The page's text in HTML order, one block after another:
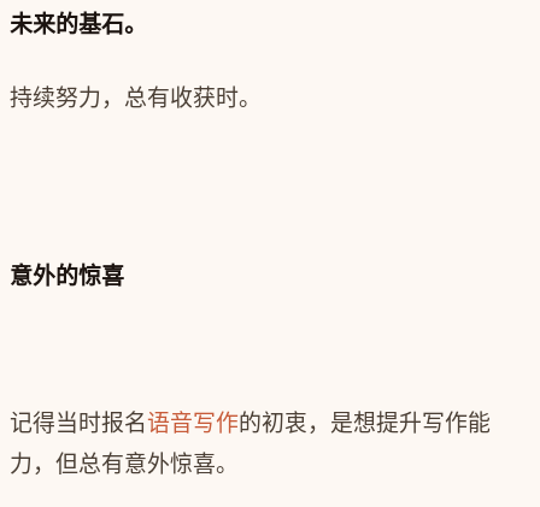
未来的基石。
持续努力，总有收获时。
意外的惊喜
记得当时报名语音写作的初衷，是想提升写作能
力，但总有意外惊喜。